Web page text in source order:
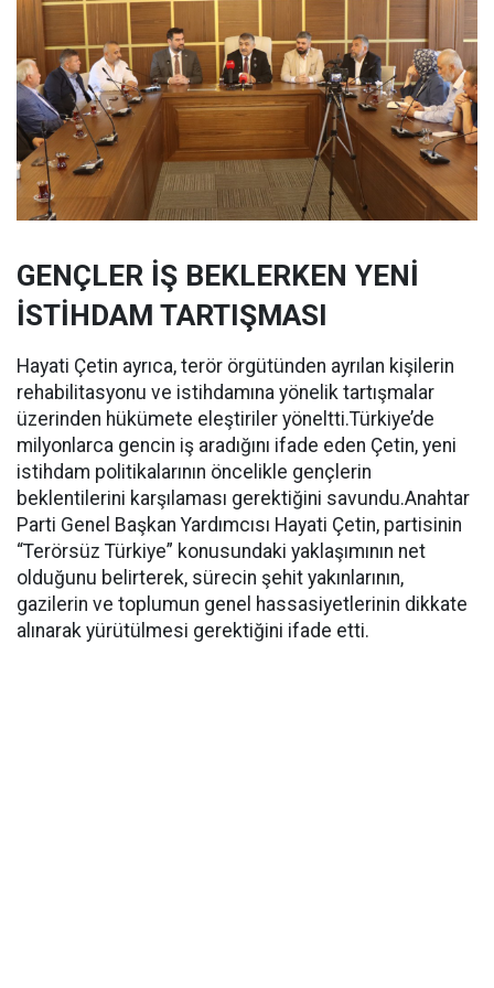
GENÇLER İŞ BEKLERKEN YENİ
İSTİHDAM TARTIŞMASI
Hayati Çetin ayrıca, terör örgütünden ayrılan kişilerin
rehabilitasyonu ve istihdamına yönelik tartışmalar
üzerinden hükümete eleştiriler yöneltti.Türkiye’de
milyonlarca gencin iş aradığını ifade eden Çetin, yeni
istihdam politikalarının öncelikle gençlerin
beklentilerini karşılaması gerektiğini savundu.Anahtar
Parti Genel Başkan Yardımcısı Hayati Çetin, partisinin
“Terörsüz Türkiye” konusundaki yaklaşımının net
olduğunu belirterek, sürecin şehit yakınlarının,
gazilerin ve toplumun genel hassasiyetlerinin dikkate
alınarak yürütülmesi gerektiğini ifade etti.